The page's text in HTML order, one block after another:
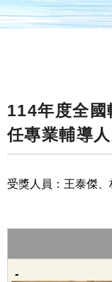
114年度全國
任專業輔導
受獎人員：王泰傑